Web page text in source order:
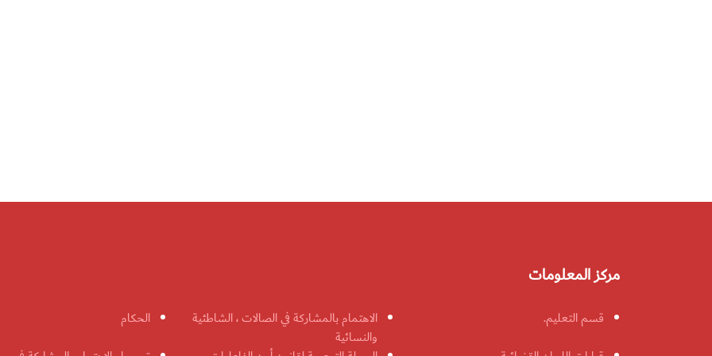
مركز المعلومات
قسم التعليم.
الاهتمام بالمشاركة في الصالات ، الشاطئية
والنسائية
الحكام